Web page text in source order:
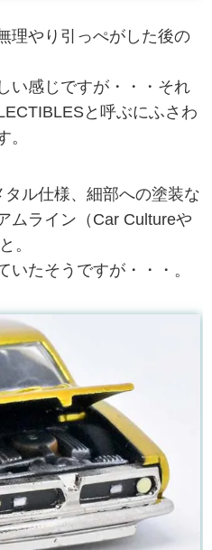
理やり引っぺがした後の
い感じですが・・・それ
と呼ぶにふさわ
。
ル仕様、細部への塗装な
ムライン（Car Cultureや
。
たそうですが・・・。